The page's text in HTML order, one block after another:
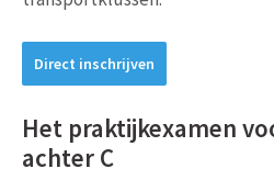
Direct inschrijven
Het praktijkexamen
achter C